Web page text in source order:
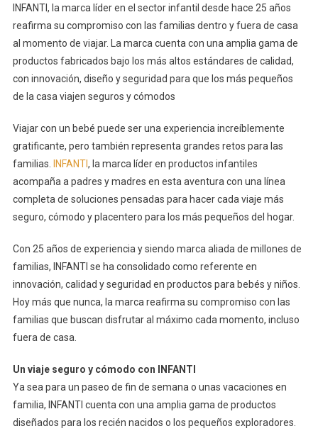
INFANTI, la marca líder en el sector infantil desde hace 25 años
reafirma su compromiso con las familias dentro y fuera de casa
al momento de viajar. La marca cuenta con una amplia gama de
productos fabricados bajo los más altos estándares de calidad,
con innovación, diseño y seguridad para que los más pequeños
de la casa viajen seguros y cómodos
Viajar con un bebé puede ser una experiencia increíblemente
gratificante, pero también representa grandes retos para las
familias. INFANTI, la marca líder en productos infantiles
acompaña a padres y madres en esta aventura con una línea
completa de soluciones pensadas para hacer cada viaje más
seguro, cómodo y placentero para los más pequeños del hogar.
Con 25 años de experiencia y siendo marca aliada de millones de
familias, INFANTI se ha consolidado como referente en
innovación, calidad y seguridad en productos para bebés y niños.
Hoy más que nunca, la marca reafirma su compromiso con las
familias que buscan disfrutar al máximo cada momento, incluso
fuera de casa.
Un viaje seguro y cómodo con INFANTI
Ya sea para un paseo de fin de semana o unas vacaciones en
familia, INFANTI cuenta con una amplia gama de productos
diseñados para los recién nacidos o los pequeños exploradores.